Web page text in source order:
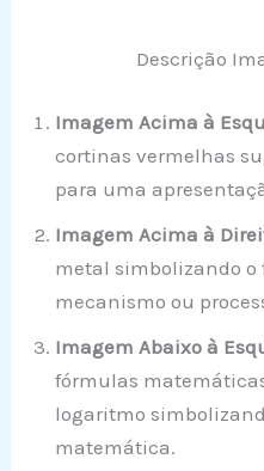
Descrição
Imagem Acima à
cortinas vermelhas
para uma
Imagem Acima à
metal simbolizando
mecanismo ou
Imagem Abaixo à
fórmulas
logaritmo
matemática.